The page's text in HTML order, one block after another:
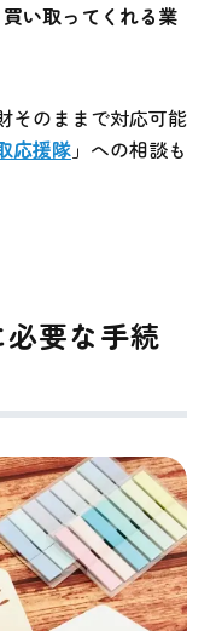
い取ってくれる業
そのままで対応可能
応援隊」への相談も
要な手続